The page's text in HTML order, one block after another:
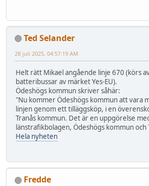
Ted Selander
28 juli 2025, 04:57:19 AM
Helt rätt Mikael angående linje 670 (körs
batteribussar av märket Yes-EU).
Ödeshögs kommun skriver såhär:
"Nu kommer Ödeshögs kommun att vara
linjen genom ett tilläggsköp, i en
Tranås kommun. Det är en uppgörelse
länstrafikbolagen, Ödeshögs kommun och
Hela nyheten
Fredde